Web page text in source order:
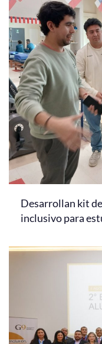
Desarrollan kit
inclusivo para